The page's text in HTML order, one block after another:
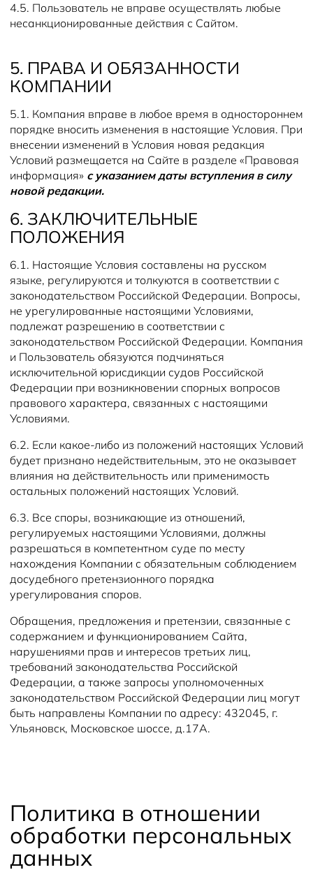
4.5. Пользователь не вправе осуществлять любые
несанкционированные действия с Сайтом.
5. ПРАВА И ОБЯЗАННОСТИ
КОМПАНИИ
5.1. Компания вправе в любое время в одностороннем
порядке вносить изменения в настоящие Условия. При
внесении изменений в Условия новая редакция
Условий размещается на Сайте в разделе «Правовая
информация» с указанием даты вступления в силу
новой редакции.
6. ЗАКЛЮЧИТЕЛЬНЫЕ
ПОЛОЖЕНИЯ
6.1. Настоящие Условия составлены на русском
языке, регулируются и толкуются в соответствии с
законодательством Российской Федерации. Вопросы,
не урегулированные настоящими Условиями,
подлежат разрешению в соответствии с
законодательством Российской Федерации. Компания
и Пользователь обязуются подчиняться
исключительной юрисдикции судов Российской
Федерации при возникновении спорных вопросов
правового характера, связанных с настоящими
Условиями.
6.2. Если какое-либо из положений настоящих Условий
будет признано недействительным, это не оказывает
влияния на действительность или применимость
остальных положений настоящих Условий.
6.3. Все споры, возникающие из отношений,
регулируемых настоящими Условиями, должны
разрешаться в компетентном суде по месту
нахождения Компании с обязательным соблюдением
досудебного претензионного порядка
урегулирования споров.
Обращения, предложения и претензии, связанные с
содержанием и функционированием Сайта,
нарушениями прав и интересов третьих лиц,
требований законодательства Российской
Федерации, а также запросы уполномоченных
законодательством Российской Федерации лиц могут
быть направлены Компании по адресу: 432045, г.
Ульяновск, Московское шоссе, д.17А.
Политика в отношении
обработки персональных
данных